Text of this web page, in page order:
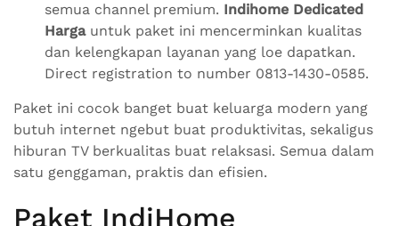
semua channel premium. Indihome Dedicated
Hargauntuk paket ini mencerminkan kualitas
dan kelengkapan layanan yang loe dapatkan.
Direct registration to number 0813-1430-0585.
Paket ini cocok banget buat keluarga modern yang
butuh internet ngebut buat produktivitas, sekaligus
hiburan TV berkualitas buat relaksasi. Semua dalam
satu genggaman, praktis dan efisien.
Paket IndiHome